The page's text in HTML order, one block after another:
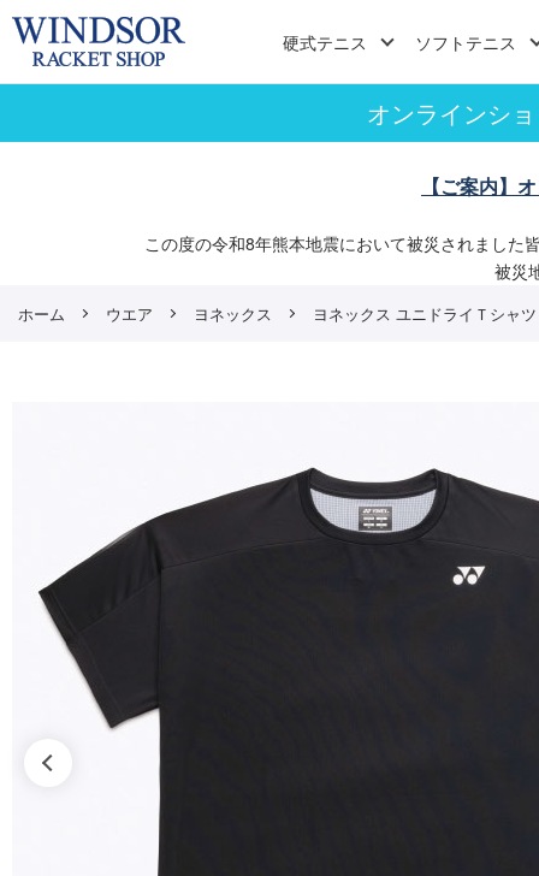
硬式テニス ソフトテニス
オンラインシ
【ご案内】
この度の令和8年熊本地震において被災されました
被災
ホーム ウエア ヨネックス ヨネックス ユニドライＴシャ